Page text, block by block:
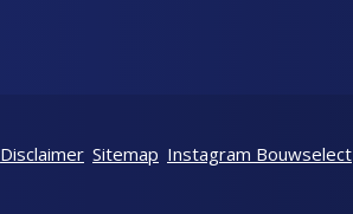
Disclaimer Sitemap Instagram Bouwselect